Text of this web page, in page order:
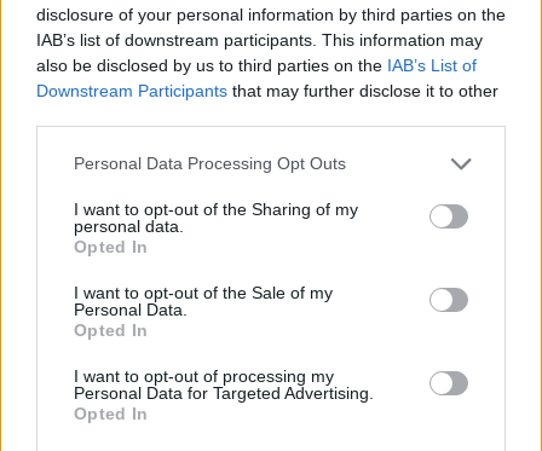
disclosure of your personal information by third parties on the
IAB’s list of downstream participants. This information may
also be disclosed by us to third parties on the IAB’s List of
Downstream Participants that may further disclose it to other
Please note that this website/app uses one or more Google
not limited to your visit or usage behaviour. You may click to
grant or deny consent to Google and its third-party tags to
use your data for below specified purposes in below Google
consent section.
Personal Data Processing Opt Outs
I want to opt-out of the Sharing of my
personal data.
Opted In
I want to opt-out of the Sale of my
Personal Data.
Opted In
I want to opt-out of processing my
Personal Data for Targeted Advertising.
Opted In
FORMA-1
A Ferrari olyan útra lépett amely
évekre meghatározhatja a sikerét
FORMA-1
Megdöbbentő okok miatt nem
FORMA-1
Ezt a hibát még Fred Vasseur sem